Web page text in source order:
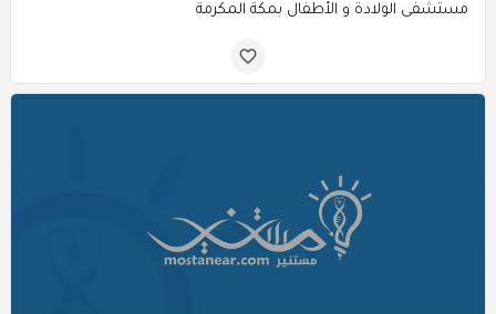
مستشفى الولادة و الأطفال بمكة المكرمة